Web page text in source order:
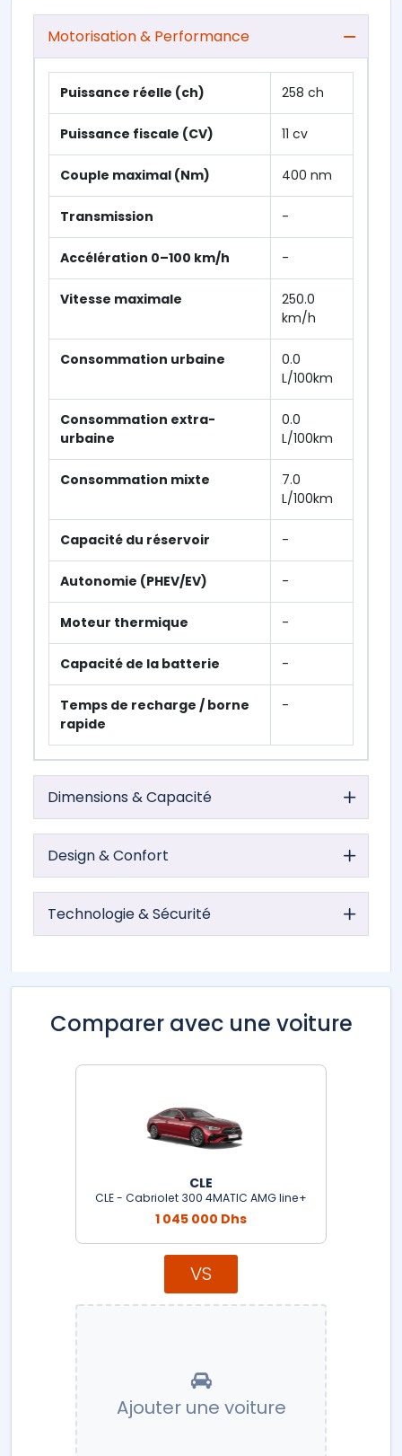
Motorisation & Performance
Puissance réelle (ch) 258 ch
Puissance fiscale (CV) 11 cv
Couple maximal (Nm) 400 nm
Transmission -
Accélération 0–100 km/h -
Vitesse maximale
250.0
km/h
Consommation urbaine
0.0
L/100km
Consommation extra-
urbaine
0.0
L/100km
Consommation mixte
7.0
L/100km
Capacité du réservoir -
Autonomie (PHEV/EV) -
Moteur thermique -
Capacité de la batterie -
Temps de recharge / borne
rapide
-
Dimensions & Capacité
Design & Confort
Technologie & Sécurité
Comparer avec une voiture
CLE
CLE - Cabriolet 300 4MATIC AMG line+
1 045 000 Dhs
VS
Ajouter une voiture